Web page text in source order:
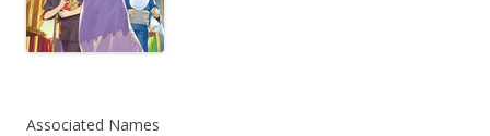
Associated Names